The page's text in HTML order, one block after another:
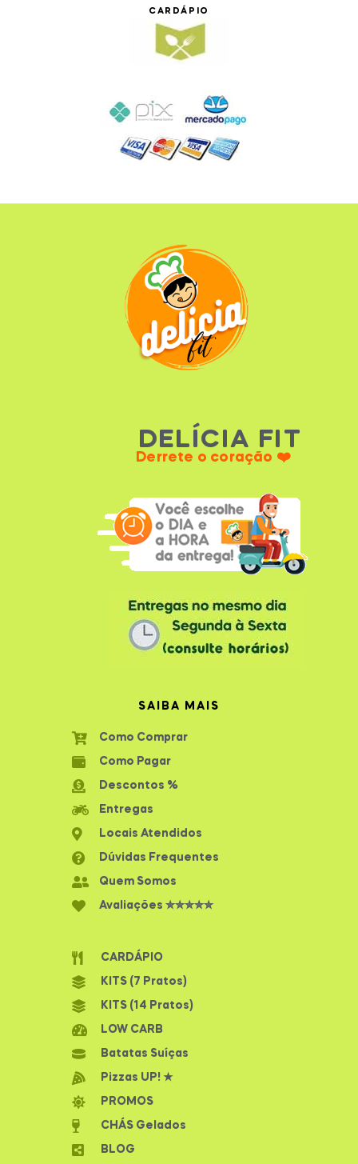
CARDÁPIO
DELÍCIA FIT
Derrete o coração ❤️
SAIBA MAIS
Como Comprar
Como Pagar
Descontos %
Entregas
Locais Atendidos
Dúvidas Frequentes
Quem Somos
Avaliações ✮✮✮✮✮
CARDÁPIO
KITS (7 Pratos)
KITS (14 Pratos)
LOW CARB
Batatas Suíças
Pizzas UP! ★
PROMOS
CHÁS Gelados
BLOG